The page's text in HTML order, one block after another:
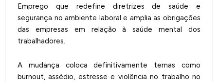
Emprego que redefine diretrizes de saúde e
segurança no ambiente laboral e amplia as obrigações
das empresas em relação à saúde mental dos
trabalhadores.
A mudança coloca definitivamente temas como
burnout, assédio, estresse e violência no trabalho no